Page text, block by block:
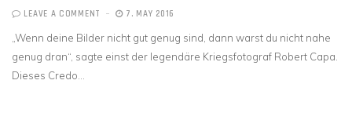
LEAVE A COMMENT 7. MAY 2016
„Wenn deine Bilder nicht gut genug sind, dann warst du nicht nahe
genug dran“, sagte einst der legendäre Kriegsfotograf Robert Capa.
Dieses Credo…